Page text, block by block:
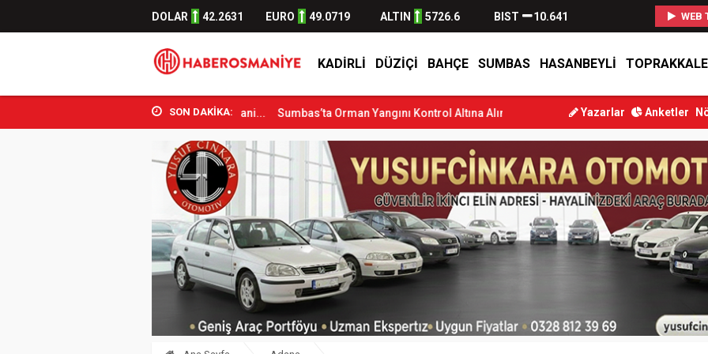
DOLAR 42.2631 EURO 49.0719 ALTIN 5726.6 BIST 10.641 WEB
KADIRLI DÜZIÇI BAHÇE SUMBAS HASANBEYLI TOPRAKKALE
SON DAKİKA:
Bakanı Osman Aşkın Bak Osmani... Sumbas’ta Orman Yangını Kontrol Altına Alındı Osmaniye’de Tren Çarpması: Genç Yaralandı
Yazarlar Anketler